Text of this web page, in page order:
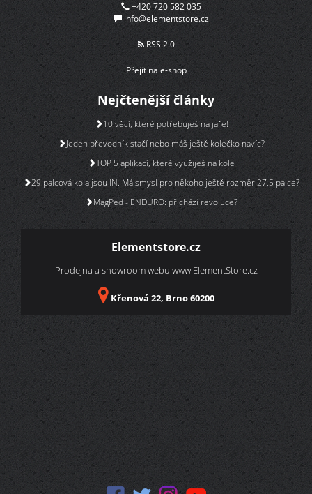
+420 720 582 035
info@elementstore.cz
RSS 2.0
Přejít na e-shop
Nejčtenější články
10 věcí, které potřebuješ na jaře!
Jeden převodník stačí nebo máš ještě kolečko navíc?
TOP 5 aplikací, které využiješ na kole
29 palcová kola jsou IN. Má smysl pro někoho ještě rozměr 27,5 palce?
MagPed - ENDURO: přichází revoluce?
Elementstore.cz
Prodejna a showroom webu www.ElementStore.cz
Křenová 22, Brno 60200